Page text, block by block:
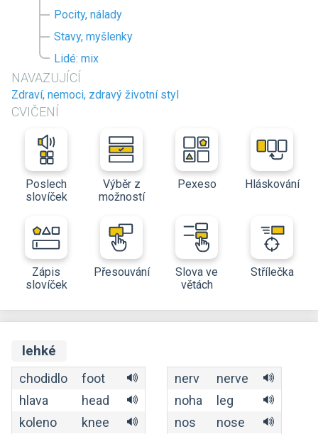
Pocity, nálady
Stavy, myšlenky
Lidé: mix
NAVAZUJÍCÍ
Zdraví, nemoci, zdravý životní styl
CVIČENÍ
Poslech
slovíček
Výběr z
možností
Pexeso Hláskování
Zápis
slovíček
Přesouvání
Slova ve
větách
Střílečka
lehké
chodidlo
foot
hlava
head
koleno
knee
nerv
nerve
noha
leg
nos
nose